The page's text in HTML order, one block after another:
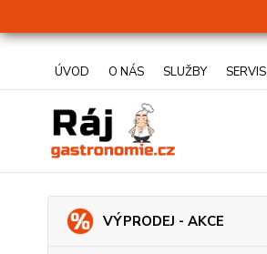
ÚVOD O NÁS SLUŽBY SERVIS
VÝPRODEJ - AKCE